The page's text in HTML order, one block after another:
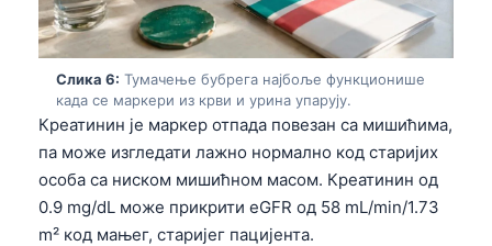
Слика 6: Тумачење бубрега најбоље функционише
када се маркери из крви и урина упарују.
Креатинин је маркер отпада повезан са мишићима,
па може изгледати лажно нормално код старијих
особа са ниском мишићном масом. Креатинин од
0.9 mg/dL може прикрити eGFR од 58 mL/min/1.73
m² код мањег, старијег пацијента.
Македонски јазик
Euskara
Gàidhlig
Occitan
العربية المغربية
Afrikaans
Монгол